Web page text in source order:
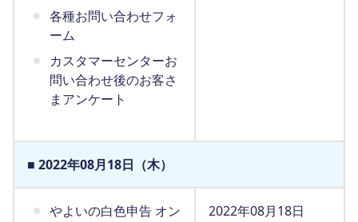
各種お問い合わせフォ
ーム
カスタマーセンターお
問い合わせ後のお客さ
まアンケート
■ 2022年08月18日（木）
やよいの白色申告 オン
2022年08月18日